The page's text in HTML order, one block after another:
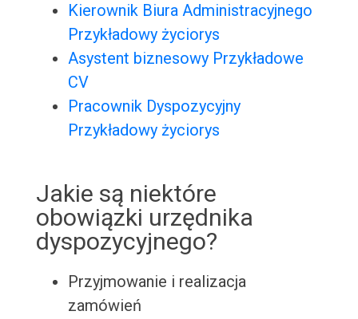
Kierownik Biura Administracyjnego
Przykładowy życiorys
Asystent biznesowy Przykładowe
CV
Pracownik Dyspozycyjny
Przykładowy życiorys
Jakie są niektóre
obowiązki urzędnika
dyspozycyjnego?
Przyjmowanie i realizacja
zamówień